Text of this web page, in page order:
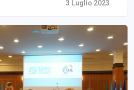
3 Luglio 2023